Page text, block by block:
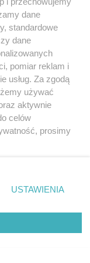
dane
standardowe
dane
pomiar reklam i
usług. Za zgodą
używać
aktywnie
celów
prosimy
rogu strony
nie wymagają
się
USTAWIENIA